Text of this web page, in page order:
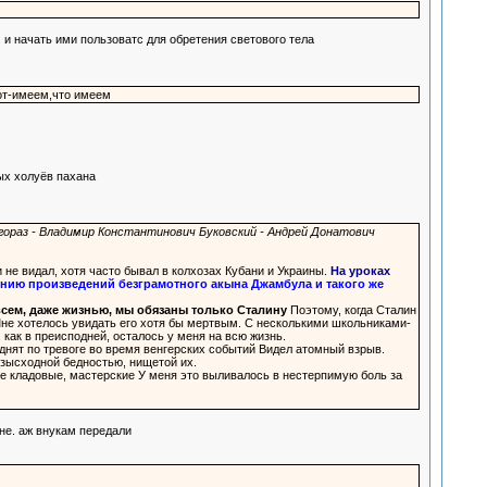
начать ими пользоватс для обретения светового тела
имеем,что имеем
холуёв пахана
- Владимир Константинович Буковский - Андрей Донатович
видал, хотя часто бывал в колхозах Кубани и Украины.
На уроках
произведений безграмотного акына Джамбула и такого же
даже жизнью, мы обязаны только СталинуПоэтому, когда Сталин
хотелось увидать его хотя бы мертвым. С несколькими школьниками-
в преисподней, осталось у меня на всю жизнь.
по тревоге во время венгерских событий Видел атомный взрыв.
бедностью, нищетой их.
кладовые, мастерские У меня это выливалось в нестерпимую боль за
аж внукам передали